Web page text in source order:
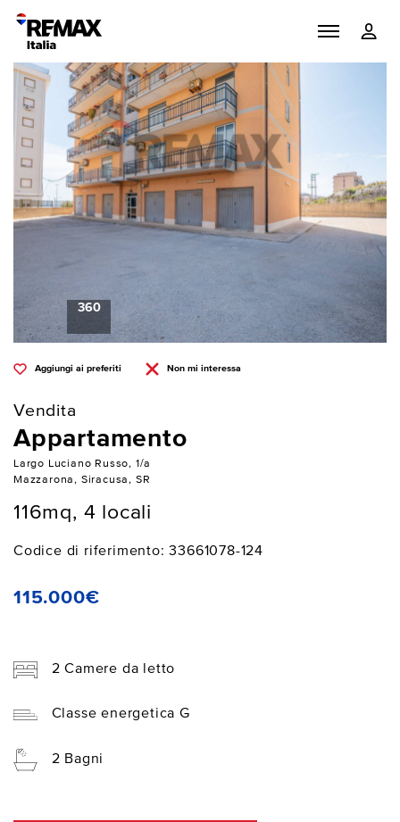
360
Aggiungi ai preferiti Non mi interessa
Vendita
Appartamento
Largo Luciano Russo, 1/a
Mazzarona, Siracusa, SR
116mq, 4 locali
Codice di riferimento: 33661078-124
115.000€
2 Camere da letto
Classe energetica G
2 Bagni